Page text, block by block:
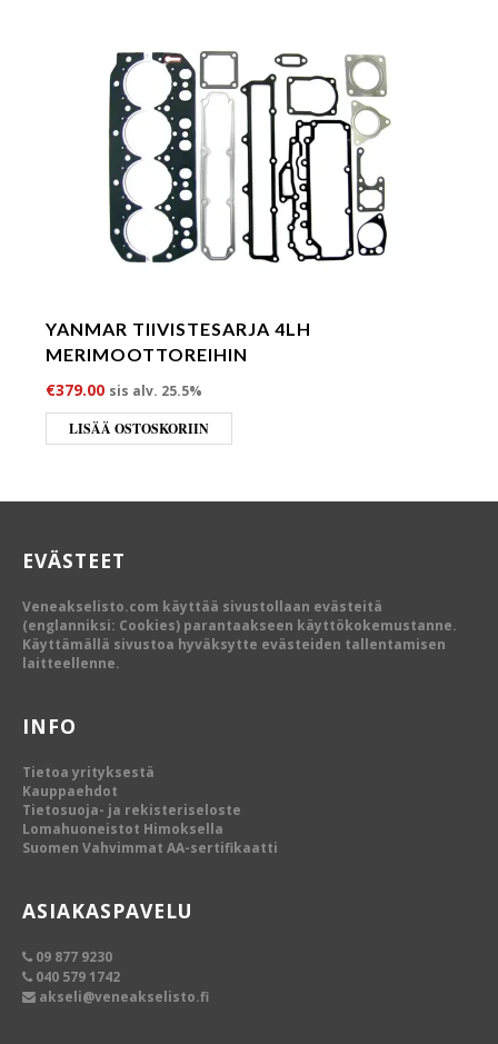
YANMAR TIIVISTESARJA 4LH
MERIMOOTTOREIHIN
€379.00 sis alv. 25.5%
LISÄÄ OSTOSKORIIN
EVÄSTEET
Veneakselisto.com käyttää sivustollaan evästeitä
(englanniksi: Cookies) parantaakseen käyttökokemustanne.
Käyttämällä sivustoa hyväksytte evästeiden tallentamisen
laitteellenne.
INFO
Tietoa yrityksestä
Kauppaehdot
Tietosuoja- ja rekisteriseloste
Lomahuoneistot Himoksella
Suomen Vahvimmat AA-sertifikaatti
ASIAKASPAVELU
09 877 9230
040 579 1742
akseli@veneakselisto.fi